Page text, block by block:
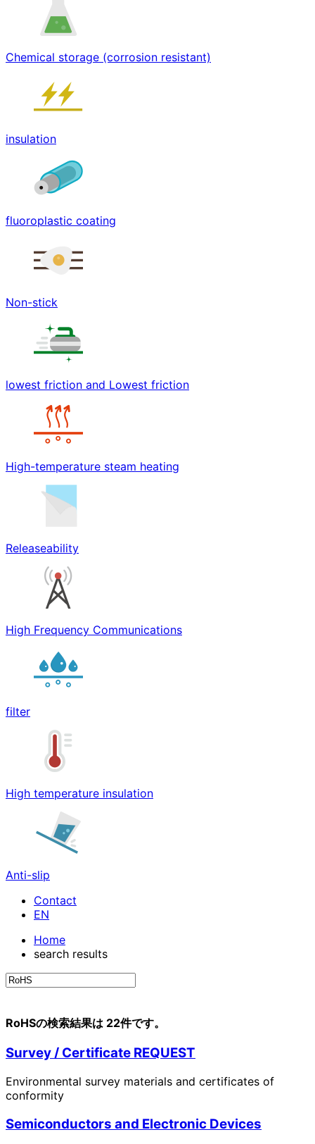
Chemical storage (corrosion resistant)
insulation
fluoroplastic coating
Non-stick
lowest friction and Lowest friction
High-temperature steam heating
Releaseability
High Frequency Communications
filter
High temperature insulation
Anti-slip
Contact
Home
search results
RoHSの検索結果は 22件です。
Survey / Certificate REQUEST
Environmental survey materials and certificates of
conformity
Semiconductors and Electronic Devices